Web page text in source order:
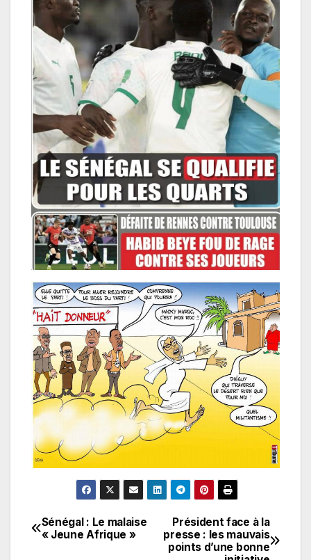
Navigation
Président face à la
presse : les mauvais
points d’une bonne
Sénégal : Le malaise
« Jeune Afrique »